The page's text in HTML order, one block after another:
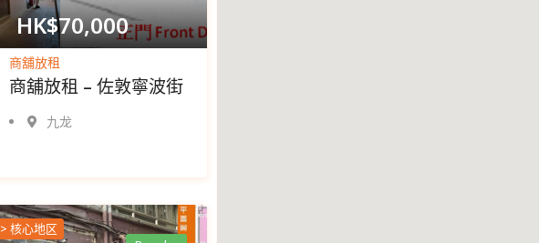
HK$70,000
商舖放租
商舖放租 – 佐敦寧波街
九龙
> 核心地区